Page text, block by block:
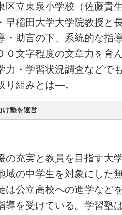
区立東泉小学校（佐藤貴
早稲田大学大学院教授と
・助言の下、系統的な指
０文字程度の文章力を育
力・学習状況調査などで
り組みとは―。
け塾を運営
充実と教員を目指す大
域の中学生を対象にした
は公立高校への進学など
導を受けている。学習塾